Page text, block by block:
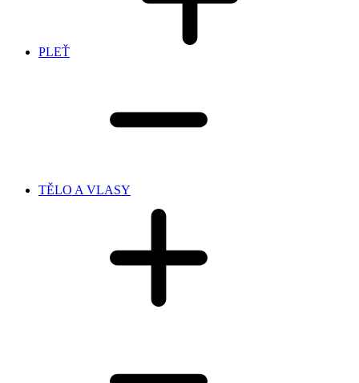
PLEŤ
TĚLO A VLASY